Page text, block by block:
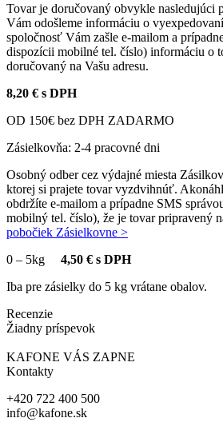
Tovar je doručovaný obvykle nasledujúci
Vám odošleme informáciu o
spoločnosť Vám zašle e-mailom a
dispozícii mobilné tel. číslo) informáciu o
doručovaný na Vašu adresu.
8,20 € s DPH
OD 150€ bez DPH ZADARMO
Zásielkovňa: 2-4 pracovné dni
Osobný odber cez výdajné miesta
ktorej si prajete tovar vyzdvihnúť.
obdržíte e-mailom a prípadne SMS
mobilný tel. číslo), že je tovar pripravený
pobočiek Zásielkovne >
0 – 5kg 4,50 € s DPH
Iba pre zásielky do 5 kg vrátane obalov.
Recenzie
Žiadny príspevok
KAFONE VÁS ZAPNE
Kontakty
+420 722 400 500
info@kafone.sk